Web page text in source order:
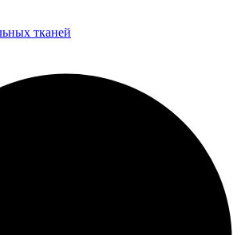
тканей